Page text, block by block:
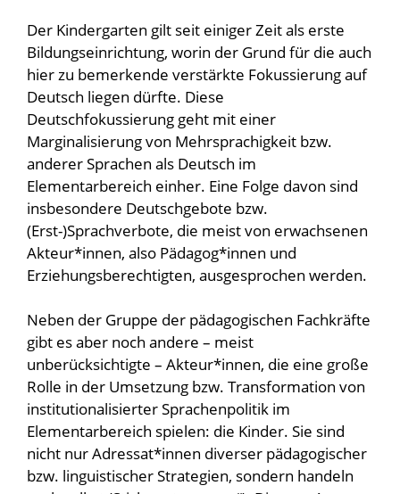
Der Kindergarten gilt seit einiger Zeit als erste
Bildungseinrichtung, worin der Grund für die auch
hier zu bemerkende verstärkte Fokussierung auf
Deutsch liegen dürfte. Diese
Deutschfokussierung geht mit einer
Marginalisierung von Mehrsprachigkeit bzw.
anderer Sprachen als Deutsch im
Elementarbereich einher. Eine Folge davon sind
insbesondere Deutschgebote bzw.
(Erst-)Sprachverbote, die meist von erwachsenen
Akteur*innen, also Pädagog*innen und
Erziehungsberechtigten, ausgesprochen werden.
Neben der Gruppe der pädagogischen Fachkräfte
gibt es aber noch andere – meist
unberücksichtigte – Akteur*innen, die eine große
Rolle in der Umsetzung bzw. Transformation von
institutionalisierter Sprachenpolitik im
Elementarbereich spielen: die Kinder. Sie sind
nicht nur Adressat*innen diverser pädagogischer
bzw. linguistischer Strategien, sondern handeln